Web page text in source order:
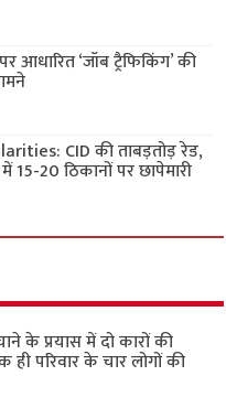
‘जॉब ट्रैफिकिंग’ की
CID की ताबड़तोड़ रेड,
15-20 ठिकानों पर छापेमारी
के प्रयास में दो कारों की
परिवार के चार लोगों की